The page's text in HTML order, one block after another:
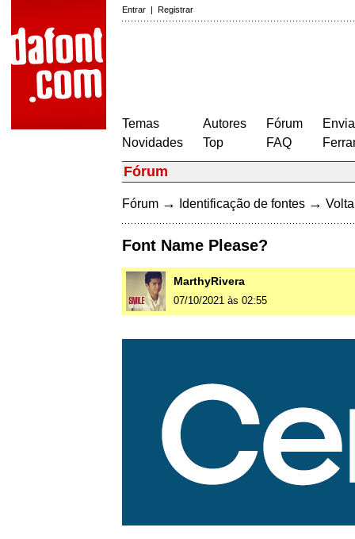
Entrar | Registrar
Temas
Novidades
Autores
Top
Fórum
FAQ
Fórum
Fórum → Identificação de fontes →
Font Name Please?
MarthyRivera
07/10/2021 às 02:55